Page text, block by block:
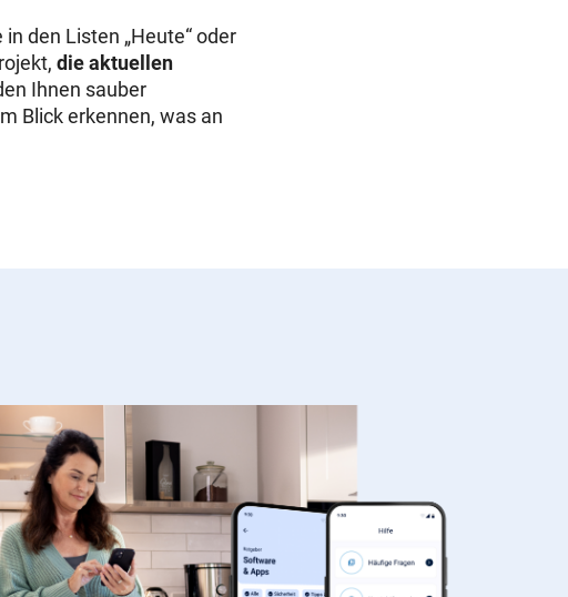
den Listen „Heute“ oder
die aktuellen
Ihnen sauber
Blick erkennen, was an